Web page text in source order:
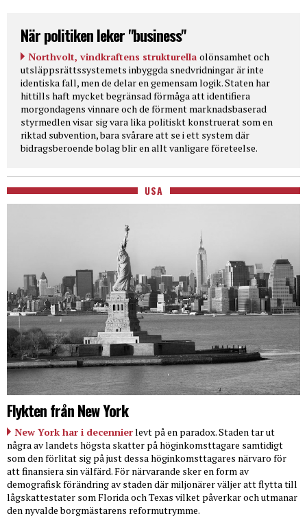
När politiken leker "business"
Northvolt, vindkraftens strukturella olönsamhet och
utsläppsrättssystemets inbyggda snedvridningar är inte
identiska fall, men de delar en gemensam logik. Staten har
hittills haft mycket begränsad förmåga att identifiera
morgondagens vinnare och de förment marknadsbaserad
styrmedlen visar sig vara lika politiskt konstruerat som en
riktad subvention, bara svårare att se i ett system där
bidragsberoende bolag blir en allt vanligare företeelse.
USA
Flykten från New York
New York har i decennierlevt på en paradox. Staden tar ut
några av landets högsta skatter på höginkomsttagare samtidigt
som den förlitat sig på just dessa höginkomsttagares närvaro för
att finansiera sin välfärd. För närvarande sker en form av
demografisk förändring av staden där miljonärer väljer att flytta till
lågskattestater som Florida och Texas vilket påverkar och utmanar
den nyvalde borgmästarens reformutrymme.